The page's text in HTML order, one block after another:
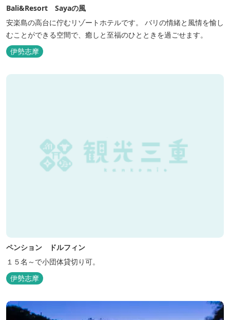
Bali&Resort Sayaの風
安楽島の高台に佇むリゾートホテルです。 バリの情緒と風情を愉し
むことができる空間で、癒しと至福のひとときを過ごせます。
伊勢志摩
ペンション ドルフィン
１５名～で小団体貸切り可。
伊勢志摩